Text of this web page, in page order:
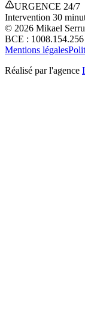
URGENCE 24/7
Intervention 30
© 2026 Mikael
BCE :
Mentions légales
Réalisé par l'agence